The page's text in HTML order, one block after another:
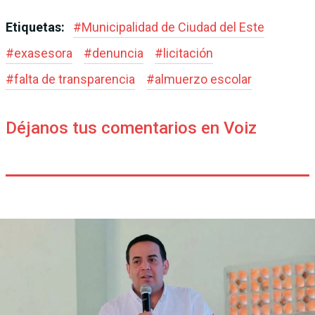
Etiquetas: #Municipalidad de Ciudad del Este
#exasesora #denuncia #licitación
#falta de transparencia #almuerzo escolar
Déjanos tus comentarios en Voiz